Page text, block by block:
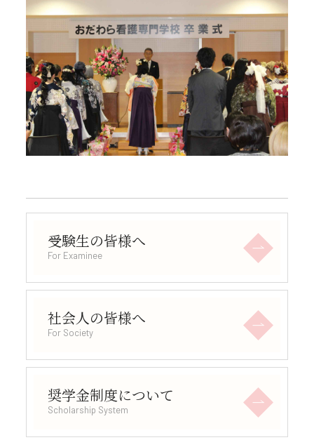
受験生の皆様へ
For Examinee
社会人の皆様へ
For Society
奨学金制度について
Scholarship System